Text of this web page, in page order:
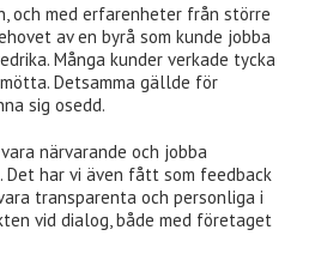
och med erfarenheter från större
av en byrå som kunde jobba
Många kunder verkade tycka
Detsamma gällde för
sig osedd.
närvarande och jobba
har vi även fått som feedback
transparenta och personliga i
vid dialog, både med företaget